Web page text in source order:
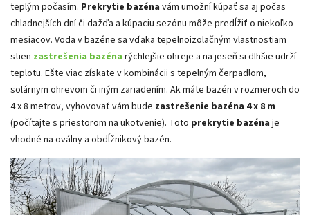
teplým počasím. Prekrytie bazéna vám umožní kúpať sa aj počas
chladnejších dní či dažďa a kúpaciu sezónu môže predĺžiť o niekoľko
mesiacov. Voda v bazéne sa vďaka tepelnoizolačným vlastnostiam
stien zastrešenia bazéna rýchlejšie ohreje a na jeseň si dlhšie udrží
teplotu. Ešte viac získate v kombinácii s tepelným čerpadlom,
solárnym ohrevom či iným zariadením. Ak máte bazén v rozmeroch do
4 x 8 metrov, vyhovovať vám bude zastrešenie bazéna 4 x 8 m
(počítajte s priestorom na ukotvenie). Toto prekrytie bazéna je
vhodné na oválny a obdĺžnikový bazén.